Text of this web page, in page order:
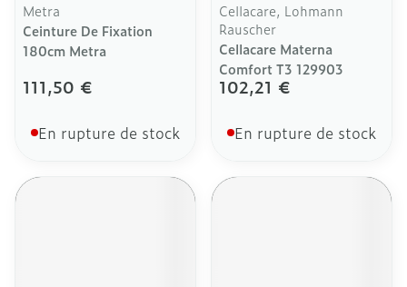
Metra
Ceinture De Fixation
180cm Metra
111,50 €
En rupture de stock
Cellacare, Lohmann
Rauscher
Cellacare Materna
Comfort T3 129903
102,21 €
En rupture de stock